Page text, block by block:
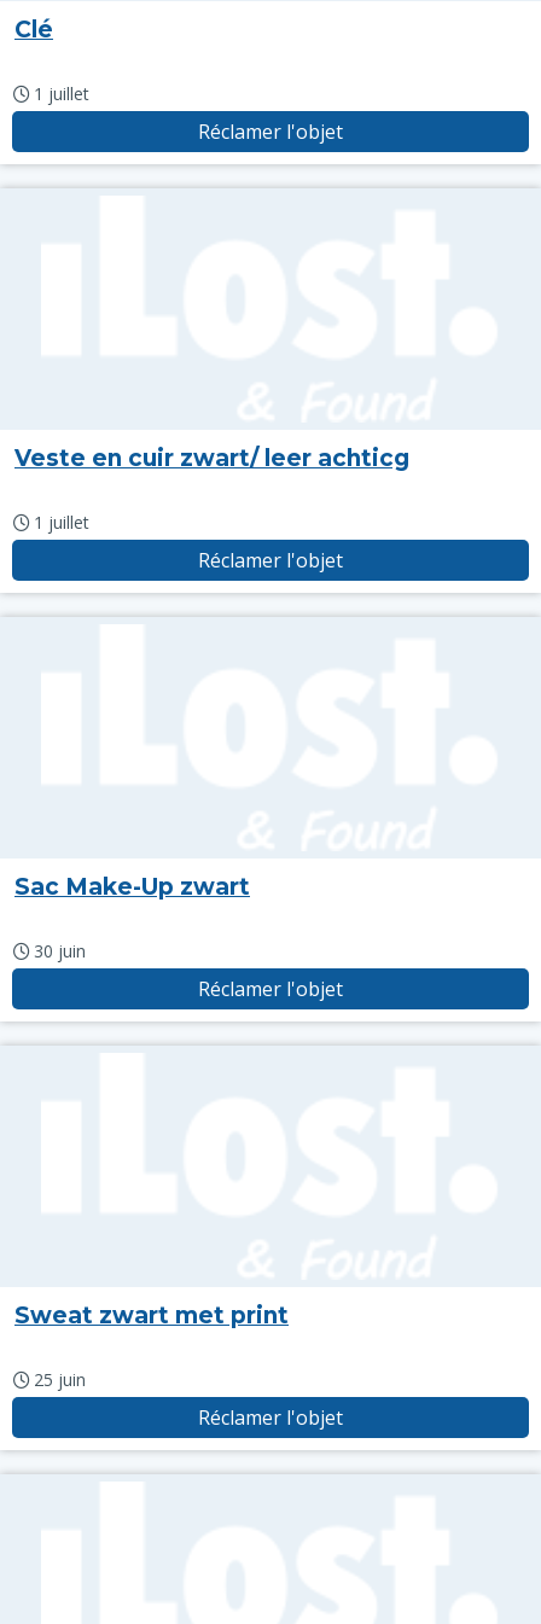
Clé
1 juillet
Réclamer l'objet
Veste en cuir zwart/ leer achticg
1 juillet
Réclamer l'objet
Sac Make-Up zwart
30 juin
Réclamer l'objet
Sweat zwart met print
25 juin
Réclamer l'objet